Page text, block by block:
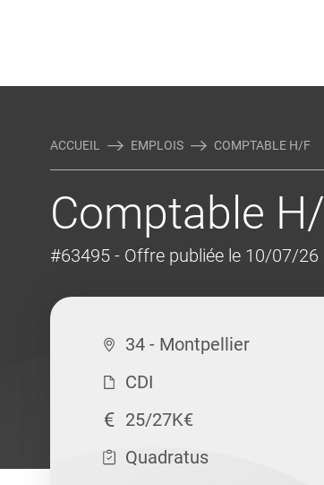
ACCUEIL EMPLOIS COMPTABLE H/F
Comptable
#63495 - Offre publiée le 10/07/26
34 - Montpellier
CDI
25/27K€
Quadratus